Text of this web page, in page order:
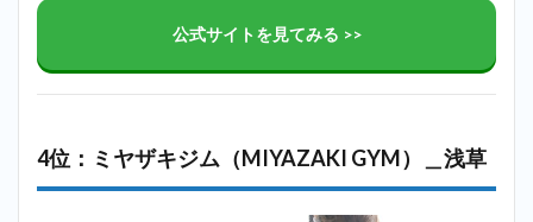
公式サイトを見てみる >>
4位：ミヤザキジム（MIYAZAKI GYM）＿浅草